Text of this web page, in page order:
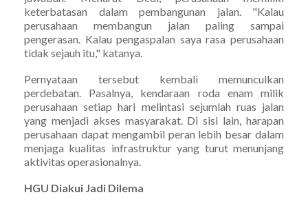
keterbatasan dalam pembangunan jalan. "Kalau
perusahaan membangun jalan paling sampai
pengerasan. Kalau pengaspalan saya rasa perusahaan
tidak sejauh itu," katanya.
Pernyataan tersebut kembali memunculkan
perdebatan. Pasalnya, kendaraan roda enam milik
perusahaan setiap hari melintasi sejumlah ruas jalan
yang menjadi akses masyarakat. Di sisi lain, harapan
perusahaan dapat mengambil peran lebih besar dalam
menjaga kualitas infrastruktur yang turut menunjang
aktivitas operasionalnya.
HGU Diakui Jadi Dilema